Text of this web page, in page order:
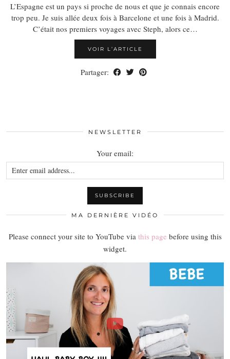
L’Espagne est un pays si proche de nous et que je connais encore
trop peu. Je suis allée deux fois à Barcelone et une fois à Madrid.
C’était nos premiers voyages avec Steph, alors ce…
VOIR L’ARTICLE
Partager:
NEWSLETTER
Your email:
MA DERNIÈRE VIDÉO
Please connect your site to YouTube via this page before using this
widget.